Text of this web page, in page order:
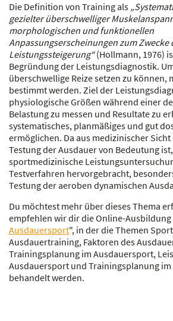
Die Definition von Training als
gezielter überschwelliger
morphologischen und funktionellen
Anpassungserscheinungen zum Zwecke
Leistungssteigerung“(Hollmann, 1976)
Begründung der Leistungsdiagnostik.
überschwellige Reize setzen zu können,
bestimmt werden. Ziel der
physiologische Größen während einer
Belastung zu messen und Resultate zu
systematisches, planmäßiges und gut
ermöglichen. Da aus medizinischer
Testung der Ausdauer von Bedeutung
sportmedizinische
Testverfahren hervorgebracht,
Testung der aeroben dynamischen
Du möchtest mehr über dieses Thema
empfehlen wir dir die Online-Ausbildung
Ausdauersport", in der die Themen
Ausdauertraining, Faktoren des
Trainingsplanung im Ausdauersport,
Ausdauersport und Trainingsplanung
behandelt werden.